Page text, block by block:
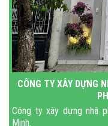
CÔNG TY XÂY DỰNG
Công ty xây dựng nhà
Minh.